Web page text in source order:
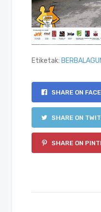
Etiketak:
SHARE ON
SHARE ON
SHARE ON